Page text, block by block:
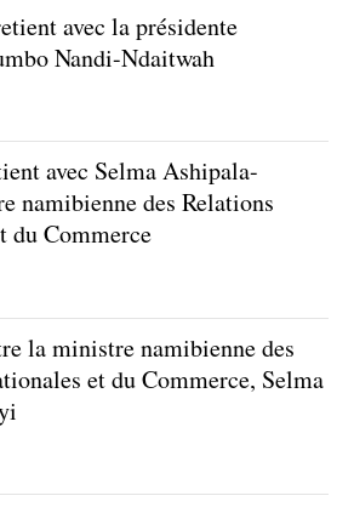
avec la présidente
Nandi-Ndaitwah
avec Selma Ashipala-
namibienne des Relations
du Commerce
la ministre namibienne des
et du Commerce, Selma